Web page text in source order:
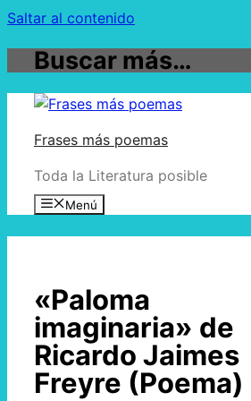
Saltar al contenido
Buscar más…
Frases más poemas
Toda la Literatura posible
Menú
«Paloma
imaginaria» de
Ricardo Jaimes
Freyre (Poema)